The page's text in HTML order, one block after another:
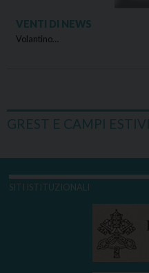
VENTI DI NEWS
Volantino…
GREST E CAMPI ESTIVI
SITI ISTITUZIONALI